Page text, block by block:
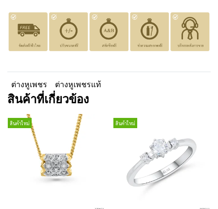
ต่างหูเพชร ต่างหูเพชรแท้
สินค้าที่เกี่ยวข้อง
สินค้าใหม่ สินค้าใหม่